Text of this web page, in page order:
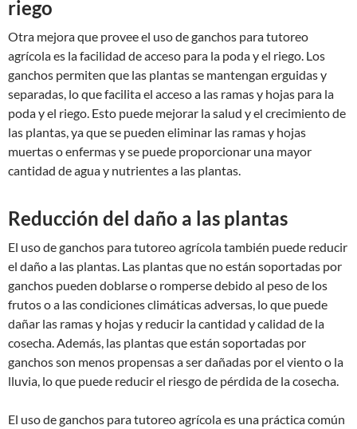
riego
Otra mejora que provee el uso de ganchos para tutoreo
agrícola es la facilidad de acceso para la poda y el riego. Los
ganchos permiten que las plantas se mantengan erguidas y
separadas, lo que facilita el acceso a las ramas y hojas para la
poda y el riego. Esto puede mejorar la salud y el crecimiento de
las plantas, ya que se pueden eliminar las ramas y hojas
muertas o enfermas y se puede proporcionar una mayor
cantidad de agua y nutrientes a las plantas.
Reducción del daño a las plantas
El uso de ganchos para tutoreo agrícola también puede reducir
el daño a las plantas. Las plantas que no están soportadas por
ganchos pueden doblarse o romperse debido al peso de los
frutos o a las condiciones climáticas adversas, lo que puede
dañar las ramas y hojas y reducir la cantidad y calidad de la
cosecha. Además, las plantas que están soportadas por
ganchos son menos propensas a ser dañadas por el viento o la
lluvia, lo que puede reducir el riesgo de pérdida de la cosecha.
El uso de ganchos para tutoreo agrícola es una práctica común